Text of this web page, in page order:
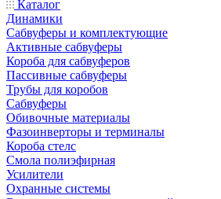
Каталог
Динамики
Сабвуферы и комплектующие
Активные сабвуферы
Короба для сабвуферов
Пассивные сабвуферы
Трубы для коробов
Сабвуферы
Обивочные материалы
Фазоинверторы и терминалы
Короба стелс
Смола полиэфирная
Усилители
Охранные системы